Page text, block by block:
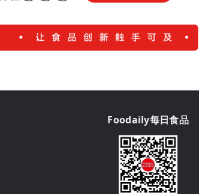
Foodaily每日食品